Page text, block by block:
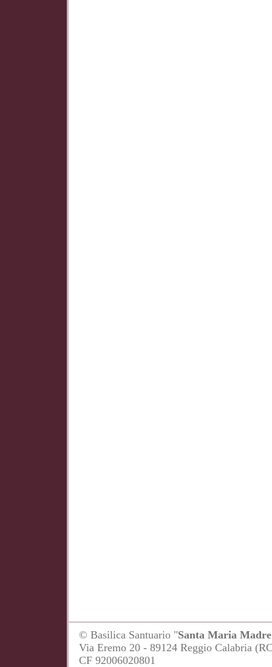
© Basilica Santuario "Santa Maria
Via Eremo 20 - 89124 Reggio Calabria
CF 92006020801